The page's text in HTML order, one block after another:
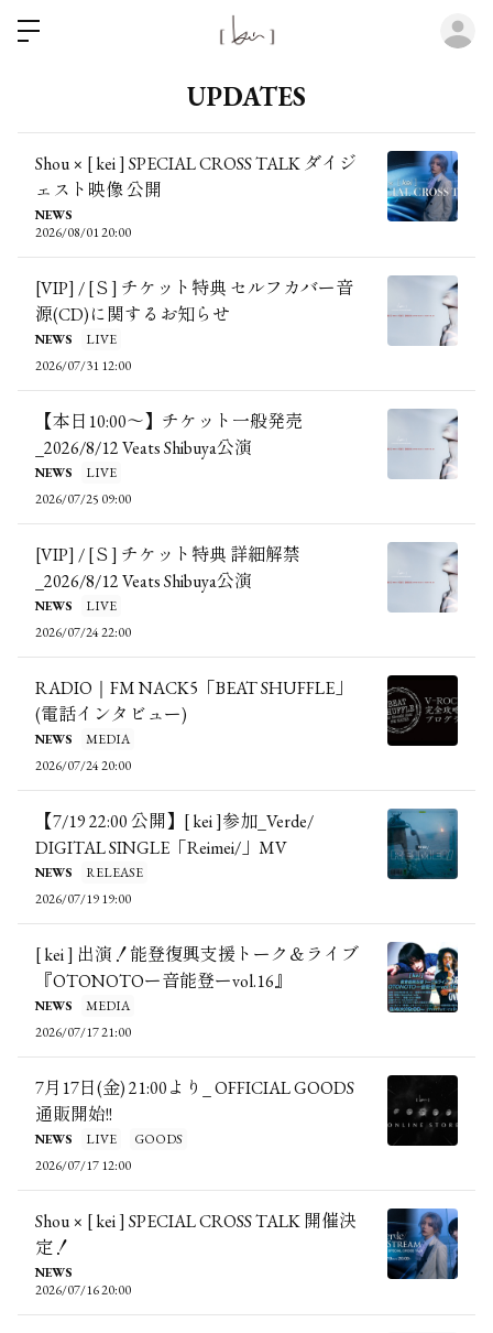
UPDATES
Shou × [ kei ] SPECIAL CROSS TALK ダイジ
ェスト映像 公開
NEWS
2026/08/01 20:00
[VIP] / [Ｓ] チケット特典 セルフカバー音
源(CD)に関するお知らせ
NEWS
LIVE
2026/07/31 12:00
【本日10:00～】チケット一般発売
_2026/8/12 Veats Shibuya公演
NEWS
LIVE
2026/07/25 09:00
[VIP] / [Ｓ] チケット特典 詳細解禁
_2026/8/12 Veats Shibuya公演
NEWS
LIVE
2026/07/24 22:00
RADIO｜FM NACK5「BEAT SHUFFLE」
(電話インタビュー)
NEWS
MEDIA
2026/07/24 20:00
【7/19 22:00 公開】[ kei ]参加_Verde/
DIGITAL SINGLE「Reimei/」MV
NEWS
RELEASE
2026/07/19 19:00
[ kei ] 出演！能登復興支援トーク＆ライブ
『OTONOTOー音能登ーvol.16』
NEWS
MEDIA
2026/07/17 21:00
7月17日(金) 21:00より_ OFFICIAL GOODS
通販開始!!
NEWS LIVE
GOODS
2026/07/17 12:00
Shou × [ kei ] SPECIAL CROSS TALK 開催決
定！
NEWS
2026/07/16 20:00